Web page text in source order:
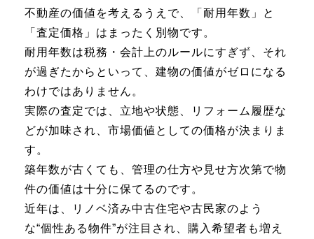
不動産の価値を考えるうえで、「耐用年数」と
「査定価格」はまったく別物です。
耐用年数は税務・会計上のルールにすぎず、それ
が過ぎたからといって、建物の価値がゼロになる
わけではありません。
実際の査定では、立地や状態、リフォーム履歴な
どが加味され、市場価値としての価格が決まりま
す。
築年数が古くても、管理の仕方や見せ方次第で物
件の価値は十分に保てるのです。
近年は、リノベ済み中古住宅や古民家のよう
な“個性ある物件”が注目され、購入希望者も増え